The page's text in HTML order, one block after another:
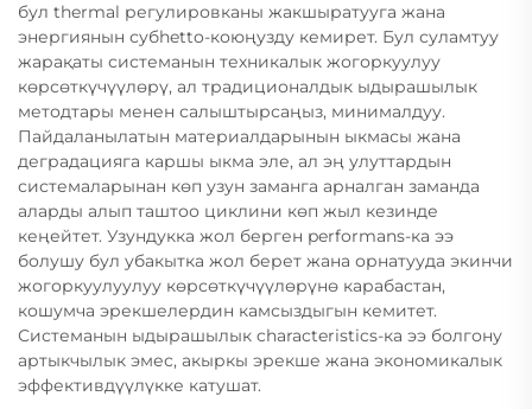
бул thermal регулировканы жакшыратууга жана
энергиянын субhetto-коюңузду кемирет. Бул суламтуу
жарақаты системанын техникалык жогоркуулуу
көрсөткүчүүлөрү, ал традиционалдык ыдырашылык
методтары менен салыштырсаңыз, минималдуу.
Пайдаланылатын материалдарынын ыкмасы жана
деградацияга каршы ыкма эле, ал эң улуттардын
системаларынан көп узун заманга арналган заманда
аларды алып таштоо циклини көп жыл кезинде
кеңейтет. Узундукка жол берген performans-ка ээ
болушу бул убакытка жол берет жана орнатууда экинчи
жогоркуулуулуу көрсөткүчүүлөрүнө карабастан,
кошумча эрекшелердин камсыздыгын кемитет.
Системанын ыдырашылык characteristics-ка ээ болгону
артыкчылык эмес, акыркы эрекше жана экономикалык
эффективдүүлүкке катушат.